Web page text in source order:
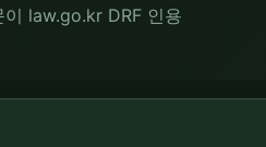
이 law.go.kr DRF 인용